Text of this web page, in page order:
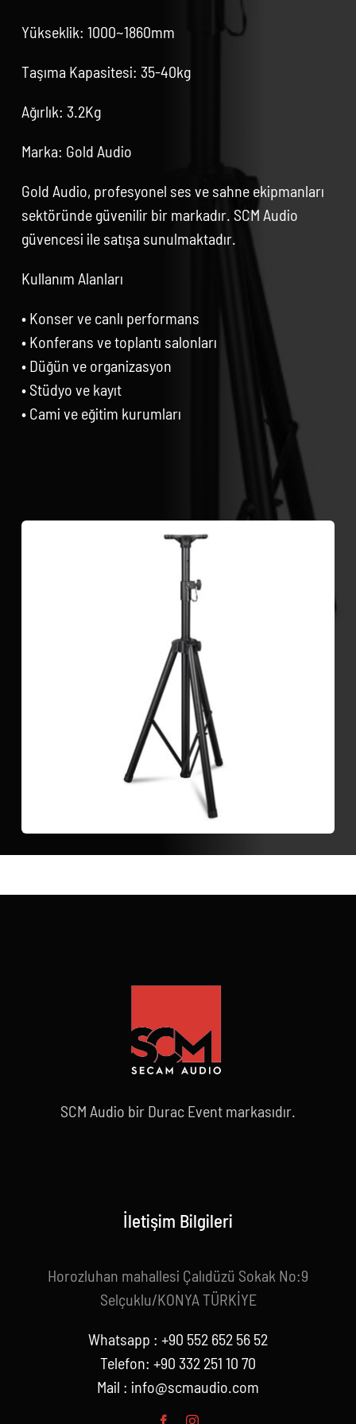
Yükseklik: 1000~1860mm
Taşıma Kapasitesi: 35-40kg
Ağırlık: 3.2Kg
Marka: Gold Audio
Gold Audio, profesyonel ses ve sahne ekipmanları
sektöründe güvenilir bir markadır. SCM Audio
güvencesi ile satışa sunulmaktadır.
Kullanım Alanları
• Konser ve canlı performans
• Konferans ve toplantı salonları
• Düğün ve organizasyon
• Stüdyo ve kayıt
• Cami ve eğitim kurumları
SCM Audio bir Durac Event markasıdır.
İletişim Bilgileri
Horozluhan mahallesi Çalıdüzü Sokak No:9
Selçuklu/KONYA TÜRKİYE
Whatsapp : +90 552 652 56 52
Telefon: +90 332 251 10 70
Mail : info@scmaudio.com